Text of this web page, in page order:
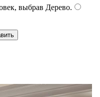
выбрав Дерево.